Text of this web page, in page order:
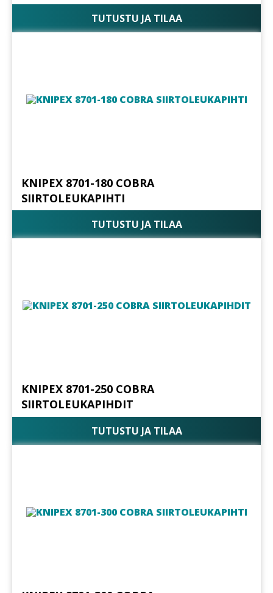
TUTUSTU JA TILAA
KNIPEX 8701-180 COBRA
SIIRTOLEUKAPIHTI
TUTUSTU JA TILAA
KNIPEX 8701-250 COBRA
SIIRTOLEUKAPIHDIT
TUTUSTU JA TILAA